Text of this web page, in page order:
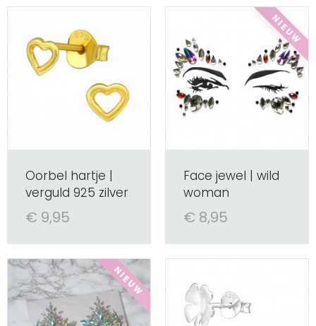
Oorbel hartje |
verguld 925 zilver
€ 9,95
Face jewel | wild
woman
€ 8,95